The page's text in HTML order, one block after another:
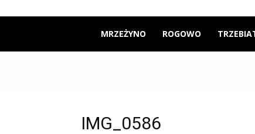
Mrzeżyno24
MRZEŻYNO ROGOWO
IMG_0586